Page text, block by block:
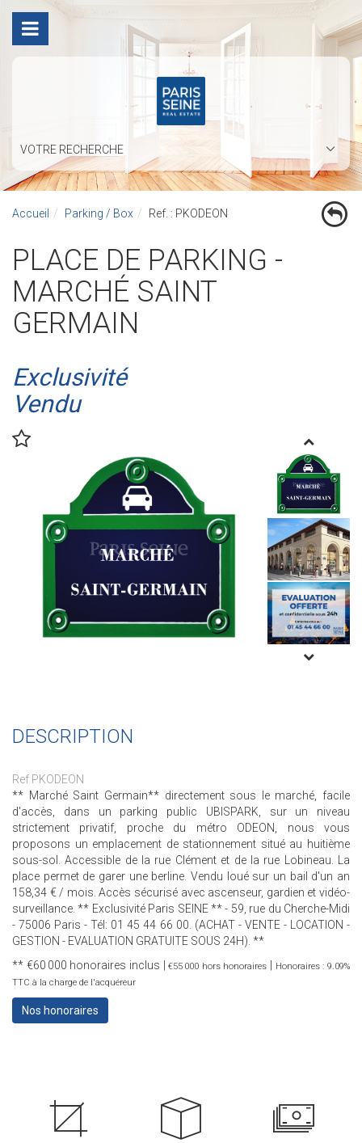
VOTRE RECHERCHE
Accueil Parking / Box Ref. : PKODEON
PLACE DE PARKING -
MARCHÉ SAINT
GERMAIN
Exclusivité
Vendu
DESCRIPTION
Ref PKODEON
** Marché Saint Germain** directement sous le marché, facile
d'accès, dans un parking public UBISPARK, sur un niveau
strictement privatif, proche du métro ODEON, nous vous
proposons un emplacement de stationnement situé au huitième
sous-sol. Accessible de la rue Clément et de la rue Lobineau. La
place permet de garer une berline. Vendu loué sur un bail d'un an
158,34 € / mois. Accès sécurisé avec ascenseur, gardien et vidéo-
surveillance. ** Exclusivité Paris SEINE ** - 59, rue du Cherche-Midi
- 75006 Paris - Tél: 01 45 44 66 00. (ACHAT - VENTE - LOCATION -
GESTION - EVALUATION GRATUITE SOUS 24H). **
** €60 000 honoraires inclus |€55 000 hors honoraires
Honoraires : 9.09%
TTC à la charge de l'acquéreur
Nos honoraires